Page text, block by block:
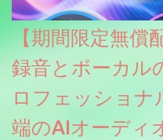
【期間限定無
録音とボーカル
ロフェッショナ
端のAIオーディ